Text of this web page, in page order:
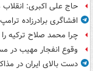
حاج علی اکبری:
افشاگری برادرزاده
چرا محمد صلاح ترکیه
وقوع انفجار مهیب در
دست بالای ایران در